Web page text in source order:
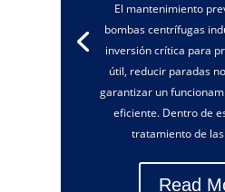
El mantenimiento
bombas centrífugas
inversión crítica para
útil, reducir paradas
garantizar un
eficiente. Dentro de
tratamiento de
Read